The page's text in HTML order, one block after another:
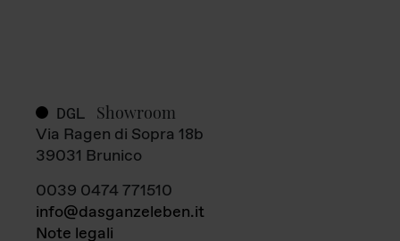
DGL Showroom
Via Ragen di Sopra 18b
39031 Brunico
0039 0474 771510
info@dasganzeleben.it
Note legali